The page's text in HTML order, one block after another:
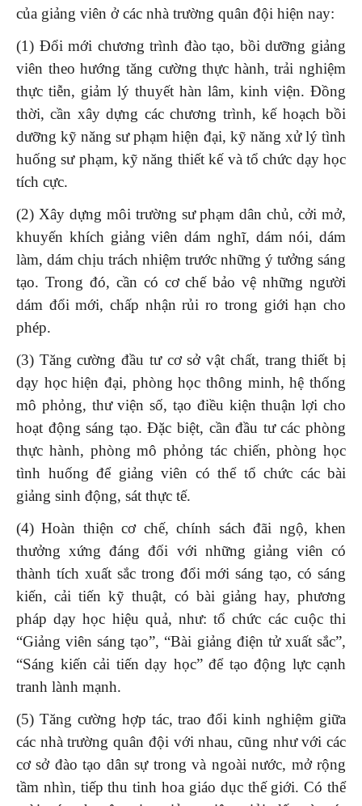
của giảng viên ở các nhà trường quân đội hiện nay:
(1) Đổi mới chương trình đào tạo, bồi dưỡng giảng
viên theo hướng tăng cường thực hành, trải nghiệm
thực tiễn, giảm lý thuyết hàn lâm, kinh viện. Đồng
thời, cần xây dựng các chương trình, kế hoạch bồi
dưỡng kỹ năng sư phạm hiện đại, kỹ năng xử lý tình
huống sư phạm, kỹ năng thiết kế và tổ chức dạy học
tích cực.
(2) Xây dựng môi trường sư phạm dân chủ, cởi mở,
khuyến khích giảng viên dám nghĩ, dám nói, dám
làm, dám chịu trách nhiệm trước những ý tưởng sáng
tạo. Trong đó, cần có cơ chế bảo vệ những người
dám đổi mới, chấp nhận rủi ro trong giới hạn cho
phép.
(3) Tăng cường đầu tư cơ sở vật chất, trang thiết bị
dạy học hiện đại, phòng học thông minh, hệ thống
mô phỏng, thư viện số, tạo điều kiện thuận lợi cho
hoạt động sáng tạo. Đặc biệt, cần đầu tư các phòng
thực hành, phòng mô phỏng tác chiến, phòng học
tình huống để giảng viên có thể tổ chức các bài
giảng sinh động, sát thực tế.
(4) Hoàn thiện cơ chế, chính sách đãi ngộ, khen
thưởng xứng đáng đối với những giảng viên có
thành tích xuất sắc trong đổi mới sáng tạo, có sáng
kiến, cải tiến kỹ thuật, có bài giảng hay, phương
pháp dạy học hiệu quả, như: tổ chức các cuộc thi
“Giảng viên sáng tạo”, “Bài giảng điện tử xuất sắc”,
“Sáng kiến cải tiến dạy học” để tạo động lực cạnh
tranh lành mạnh.
(5) Tăng cường hợp tác, trao đổi kinh nghiệm giữa
các nhà trường quân đội với nhau, cũng như với các
cơ sở đào tạo dân sự trong và ngoài nước, mở rộng
tầm nhìn, tiếp thu tinh hoa giáo dục thế giới. Có thể